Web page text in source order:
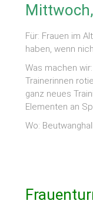
Für: Frauen im
haben, wenn
Was machen
Trainerinnen
ganz neues
Elementen an
Wo: